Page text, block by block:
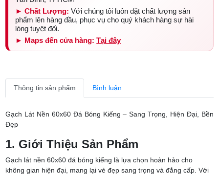
► Chất Lượng: Với chúng tôi luôn đặt chất lượng sản
phẩm lên hàng đầu, phục vụ cho quý khách hàng sự hài
lòng tuyệt đối.
► Maps đến cửa hàng: Tại đây
Thông tin sản phẩm Bình luận
Gạch Lát Nền 60x60 Đá Bóng Kiếng – Sang Trọng, Hiện Đại, Bền
Đẹp
1. Giới Thiệu Sản Phẩm
Gạch lát nền 60x60 đá bóng kiếng là lựa chọn hoàn hảo cho
không gian hiện đại, mang lại vẻ đẹp sang trọng và đẳng cấp. Với